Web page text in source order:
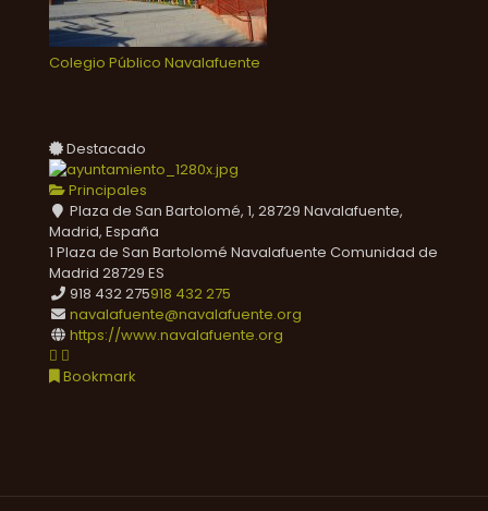
Colegio Público Navalafuente
Destacado
Principales
Plaza de San Bartolomé, 1, 28729 Navalafuente,
Madrid, España
1 Plaza de San Bartolomé Navalafuente Comunidad de
Madrid 28729 ES
918 432 275918 432 275
navalafuente@navalafuente.org
https://www.navalafuente.org
Bookmark